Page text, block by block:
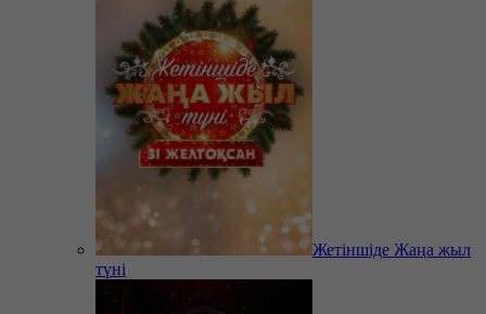
Жетіншіде Жаңа жыл
түні